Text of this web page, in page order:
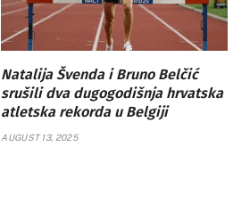
Natalija Švenda i Bruno Belčić
srušili dva dugogodišnja hrvatska
atletska rekorda u Belgiji
AUGUST 13, 2025